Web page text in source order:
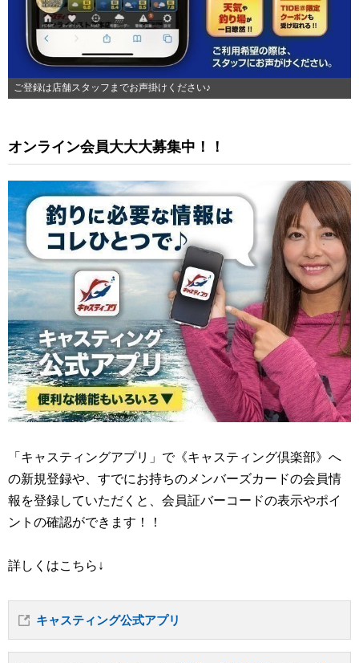
ご登録は店舗スタッフまでお声掛けください♪
オンライン会員大大大募集中！！
「キャスティングアプリ」で《キャスティング倶楽部》へ
の新規登録や、すでにお持ちのメンバーズカードの会員情
報を登録していただくと、会員証バーコードの表示やポイ
ントの確認ができます！！
詳しくはこちら↓
キャスティング公式アプリ